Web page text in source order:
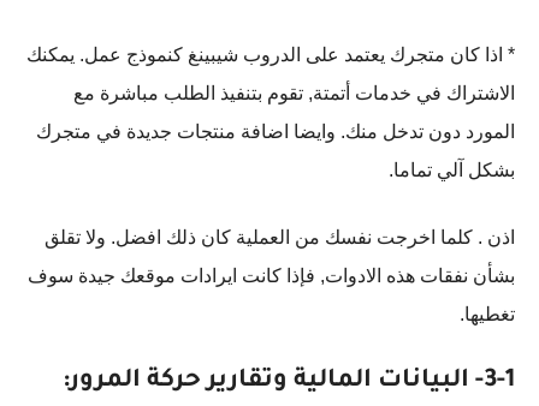
* اذا كان متجرك يعتمد على الدروب شيبينغ كنموذج عمل. يمكنك
الاشتراك في خدمات أتمتة, تقوم بتنفيذ الطلب مباشرة مع
المورد دون تدخل منك. وايضا اضافة منتجات جديدة في متجرك
بشكل آلي تماما.
اذن . كلما اخرجت نفسك من العملية كان ذلك افضل. ولا تقلق
بشأن نفقات هذه الادوات, فإذا كانت ايرادات موقعك جيدة سوف
تغطيها.
3-1- البيانات المالية وتقارير حركة المرور: